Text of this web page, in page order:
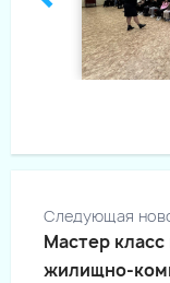
Следующая
Мастер
жилищно-